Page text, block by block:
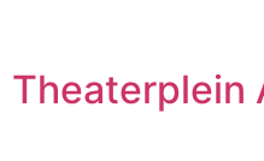
Theaterplein